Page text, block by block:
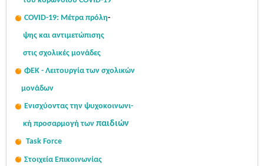
COVID-19: Μέτρα πρόλη-
ψης και αντιμετώπισης
στις σχολικές μονάδες
ΦΕΚ - Λειτουργία των σχολικών
μονάδων
Ενισχύοντας την ψυχοκοινωνι-
κή προσαρμογή των παιδιών
Task Force
Στοιχεία Επικοινωνίας